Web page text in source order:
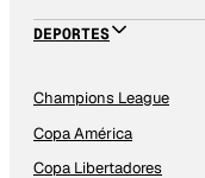
DEPORTES
Champions League
Copa América
Copa Libertadores